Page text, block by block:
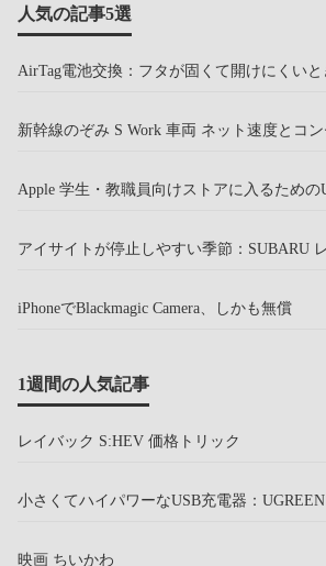
人気の記事5選
AirTag電池交換：フタが固くて開けにくいと
新幹線のぞみ S Work 車両 ネット速度とコン
Apple 学生・教職員向けストアに入るため
アイサイトが停止しやすい季節：SUBARU
iPhoneでBlackmagic Camera、しかも無償
1週間の人気記事
レイバック S:HEV 価格トリック
小さくてハイパワーなUSB充電器：
映画 ちいかわ